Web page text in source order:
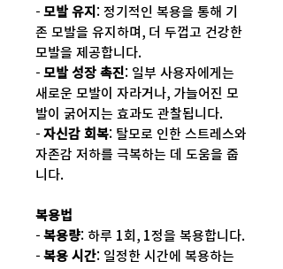
- 모발 유지 : 정기적인 복용을 통해 기
존 모발을 유지하며, 더 두껍고 건강한
모발을 제공합니다.
- 모발 성장 촉진: 일부 사용자에게는
새로운 모발이 자라거나, 가늘어진 모
발이 굵어지는 효과도 관찰됩니다.
- 자신감 회복: 탈모로 인한 스트레스와
자존감 저하를 극복하는 데 도움을 줍
니다.
복용법
- 복용량: 하루 1회, 1정을 복용합니다.
- 복용 시간: 일정한 시간에 복용하는